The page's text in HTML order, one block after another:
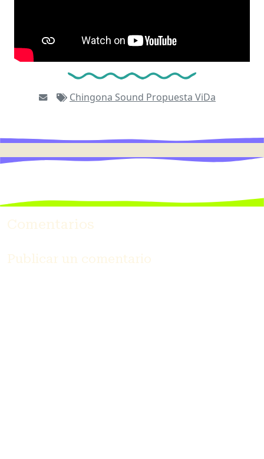
Chingona Sound Propuesta ViDa
Comentarios
Publicar un comentario